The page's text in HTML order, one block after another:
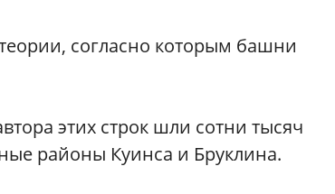
согласно которым башни
этих строк шли сотни тысяч
районы Куинса и Бруклина.